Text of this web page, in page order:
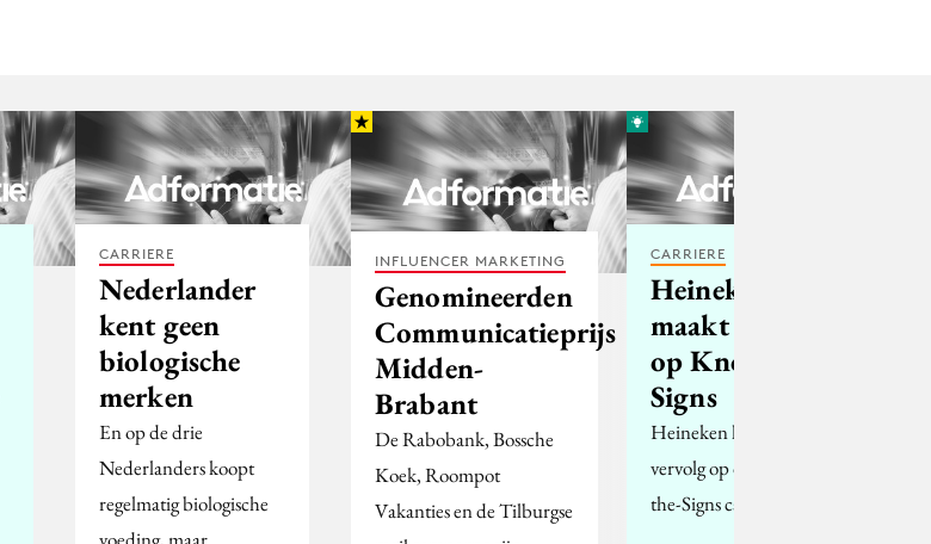
CARRIERE
Nederlander
kent geen
biologische
merken
En op de drie
Nederlanders koopt
regelmatig biologische
INFLUENCER MARKETING
Genomineerden
Communicatieprijs
Midden-
Brabant
De Rabobank, Bossche
Koek, Roompot
Vakanties en de Tilburgse
CARRIERE
Heineken
maakt vervolg
op Know the
Signs
Heineken komt met een
vervolg op de Know-
the-Signs campagne.